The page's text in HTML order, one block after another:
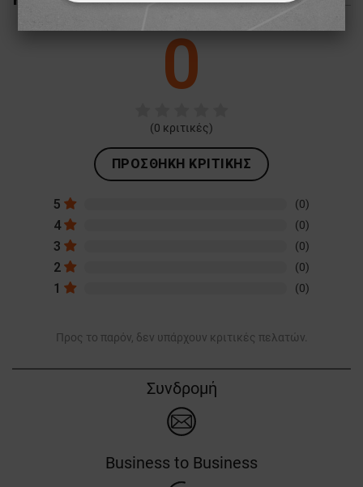
0
(0 κριτικές)
ΠΡΟΣΘΉΚΗ ΚΡΙΤΙΚΉΣ
5 (0)
4 (0)
3 (0)
2 (0)
1 (0)
Προς το παρόν, δεν υπάρχουν κριτικές πελατών.
Συνδρομή
Business to Business
ΑΠΟΛΎΤΩΣ ΑΠΑΡΑΊΤΗΤΑ
ΑΠΌΔΟΣΗΣ
ΛΕΙΤΟΥΡΓΙΚΌΤΗΤΑΣ
ΜΗ ΤΑΞΙΝΟΜΗΜΈΝΑ